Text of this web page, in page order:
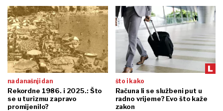
na današnji dan
Rekordne 1986. i 2025.: Što
se u turizmu zapravo
promijenilo?
što i kako
Računa li se službeni put u
radno vrijeme? Evo što kaže
zakon